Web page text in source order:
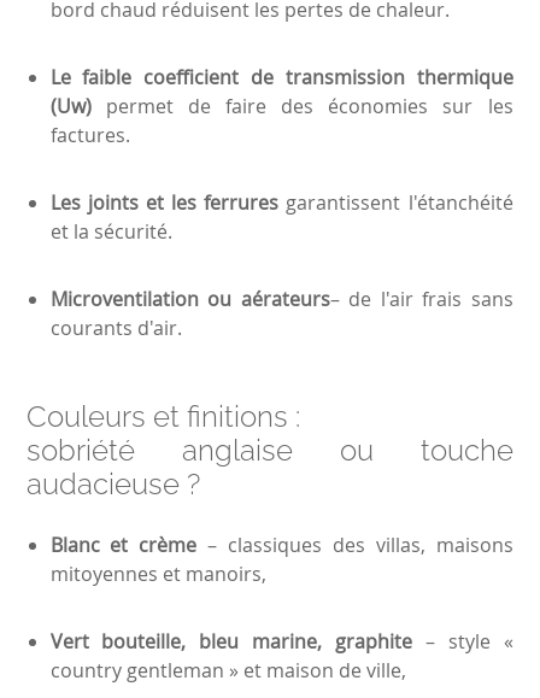
bord chaud réduisent les pertes de chaleur.
Le faible coefficient de transmission thermique
(Uw)permet de faire des économies sur les
factures.
Les joints et les ferrures garantissent l'étanchéité
et la sécurité.
Microventilation ou aérateurs– de l'air frais sans
courants d'air.
Couleurs et finitions :
sobriété anglaise ou touche
audacieuse ?
Blanc et crème– classiques des villas, maisons
mitoyennes et manoirs,
Vert bouteille, bleu marine, graphite – style «
country gentleman » et maison de ville,